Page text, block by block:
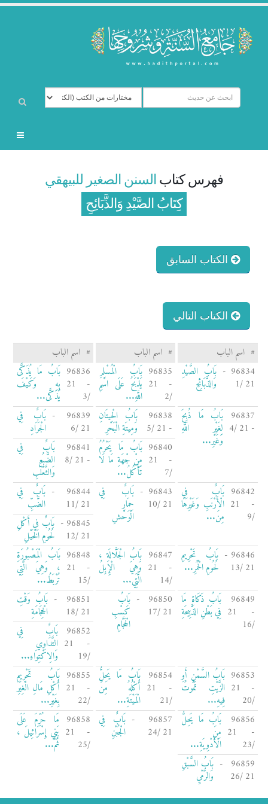
فهرس كتاب السنن الصغير للبيهقي
كِتَابُ الصَّيْدِ وَالذَّبَائِحِ
الكتاب السابق
الكتاب التالي
# اسم الباب # اسم الباب # اسم الباب
96834 -
21 /1
بَابُ الصَّيْدِ
وَالذَّبَائِحِ
96835
- 21
/2
بَابُ الْمُسْلِمِ
يَذْبَحُ عَلَى اسْمِ
اللَّهِ...
96836
- 21
/3
بَابُ مَا يُذَكَّى
بِهِ وَكَيْفَ
يُذَكَّى...
96837
- 21 /4
بَابُ مَا ذُبِحَ
لِغَيْرِ اللَّهِ
وَغَيْرِ...
96838
- 21 /5
بَابُ الْحِيتَانِ
وَمِيتَةِ الْبَحْرِ
96839 -
21 /6
بَابٌ فِي
الْجَرَادِ
96840
- 21
/7
بَابُ مَا يَحْرُمُ
مِنْ جْهَةِ مَا لَا
تَأْكُلُ...
96841
- 21 /8
بَابٌ فِي
الضَّبُعِ
وَالثَّعْلَبِ
96842
- 21
/9
بَابٌ فِي
الْأَرْنَبِ وَغَيْرِهَا
مِنَ...
96843 -
21 /10
بَابٌ فِي
حِمَارِ
الْوَحْشِ
96844 -
21 /11
بَابٌ فِي
الضَّبِّ
96845 -
21 /12
بَابٌ فِي أَكْلِ
لُحُومِ الْخَيْلِ
96846 -
21 /13
بَابُ تَحْرِيمِ
لُحُومِ الْحُمُرِ...
96847
- 21
/14
بَابُ الْجَلَّالَةِ ،
وَهِيَ الْإِبِلُ
الَّتِي...
96848
- 21
/15
بَابُ الْمَصْبُورَةِ
، وَهِيَ الَّتِي
تُرْبَطُ...
96849
- 21
/16
بَابُ ذَكَاةِ مَا
فِي بَطْنِ الذَّبِيحَةِ
96850 -
21 /17
بَابُ
كَسْبِ
الْحَجَّامِ
96851 -
21 /18
بَابُ وَقْتِ
الْحِجَامَةِ
96852
- 21
/19
بَابٌ فِي
التَّدَاوِي
وَالِاكْتِوَاءِ...
96853
- 21
/20
بَابُ السَّمْنِ أَوِ
الزَّيْتِ تَمُوتُ
فِيهِ...
96854
- 21
/21
بَابُ مَا يَحِلُّ
أَكْلُهُ مِنَ
الْمَيْتَةِ...
96855
- 21
/22
بَابُ تَحْرِيمِ
أَكْلِ مَالِ الْغِيَرِ
بِغَيْرِ...
96856
- 21
/23
بَابُ مَا يَحِلُّ
مِنَ
الْأَدْوِيَةِ...
96857 -
21 /24
بَابٌ فِي
الْجُبْنِ
96858
- 21
/25
مَا حُرِّمَ عَلَى
بَنِي إِسْرَائِيلَ ،
ثُمَّ...
96859 -
21 /26
بَابُ السَّبْقِ
وَالرَّمْيِ